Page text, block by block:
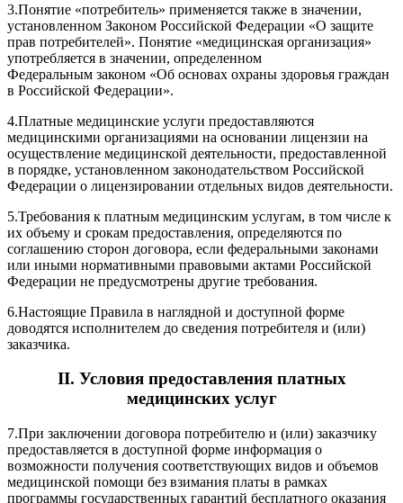
3.Понятие «потребитель» применяется также в значении,
установленном Законом Российской Федерации «О защите
прав потребителей». Понятие «медицинская организация»
употребляется в значении, определенном
Федеральным законом «Об основах охраны здоровья граждан
в Российской Федерации».
4.Платные медицинские услуги предоставляются
медицинскими организациями на основании лицензии на
осуществление медицинской деятельности, предоставленной
в порядке, установленном законодательством Российской
Федерации о лицензировании отдельных видов деятельности.
5.Требования к платным медицинским услугам, в том числе к
их объему и срокам предоставления, определяются по
соглашению сторон договора, если федеральными законами
или иными нормативными правовыми актами Российской
Федерации не предусмотрены другие требования.
6.Настоящие Правила в наглядной и доступной форме
доводятся исполнителем до сведения потребителя и (или)
заказчика.
II. Условия предоставления платных
медицинских услуг
7.При заключении договора потребителю и (или) заказчику
предоставляется в доступной форме информация о
возможности получения соответствующих видов и объемов
медицинской помощи без взимания платы в рамках
программы государственных гарантий бесплатного оказания